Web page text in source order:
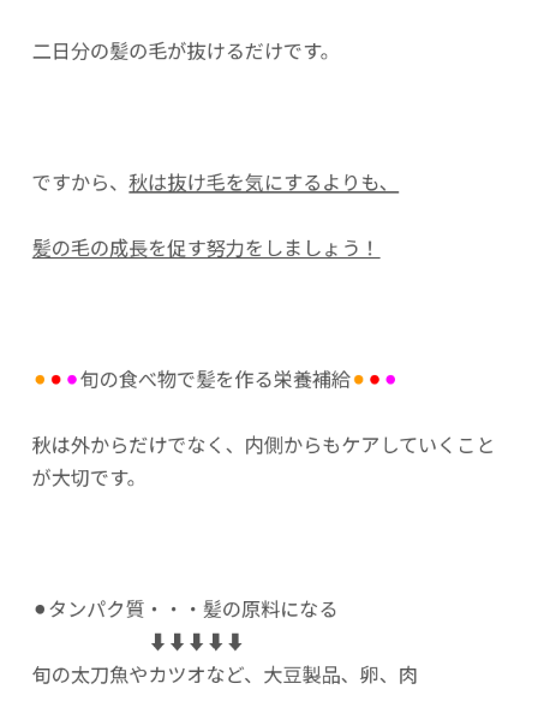
二日分の髪の毛が抜けるだけです。
ですから、秋は抜け毛を気にするよりも、
髪の毛の成長を促す努力をしましょう！
⚫︎ ⚫︎ ⚫︎旬の食べ物で髪を作る栄養補給⚫︎ ⚫︎ ⚫︎
秋は外からだけでなく、内側からもケアしていくこと
が大切です。
⚫︎タンパク質・・・髪の原料になる
⬇︎⬇︎⬇︎⬇︎⬇︎
旬の太刀魚やカツオなど、大豆製品、卵、肉